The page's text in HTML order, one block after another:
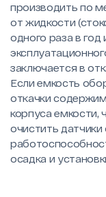
производить по
от жидкости
одного раза в год
заключается в
Если емкость
откачки
корпуса емкости,
очистить датчики
осадка и